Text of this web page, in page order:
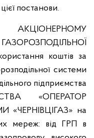
постанови.
коштів за
системи
підприємства
«ОПЕРАТОР
«ЧЕРНІВЦІГАЗ» на
мереж: від ГРП в